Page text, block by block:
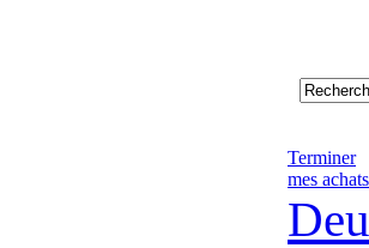
Terminer
mes